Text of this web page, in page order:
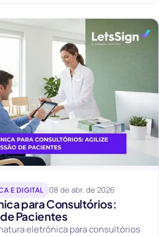
E DIGITAL 08 de abr. de 2026
para Consultórios:
Pacientes
eletrônica para consultórios